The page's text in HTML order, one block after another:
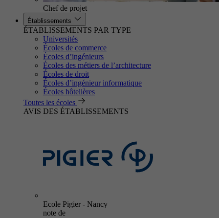
Chef de projet
Établissements
ÉTABLISSEMENTS PAR TYPE
Universités
Écoles de commerce
Écoles d’ingénieurs
Écoles des métiers de l’architecture
Écoles de droit
Écoles d’ingénieur informatique
Écoles hôtelières
Toutes les écoles
AVIS DES ÉTABLISSEMENTS
Ecole Pigier - Nancy
note de